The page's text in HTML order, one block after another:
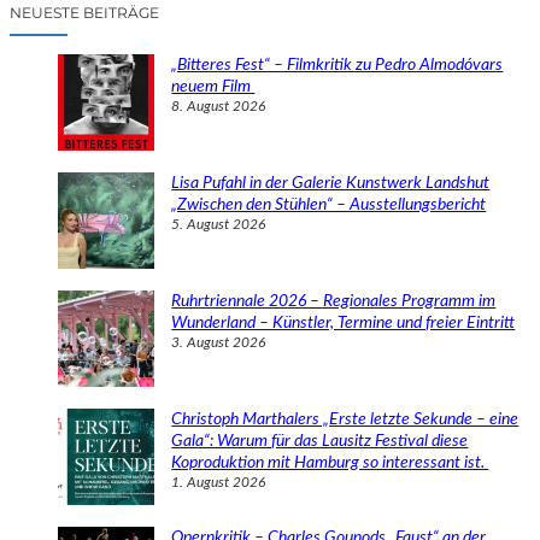
NEUESTE BEITRÄGE
„Bitteres Fest“ – Filmkritik zu Pedro Almodóvars
neuem Film
8. August 2026
Lisa Pufahl in der Galerie Kunstwerk Landshut
„Zwischen den Stühlen“ – Ausstellungsbericht
5. August 2026
Ruhrtriennale 2026 – Regionales Programm im
Wunderland – Künstler, Termine und freier Eintritt
3. August 2026
Christoph Marthalers „Erste letzte Sekunde – eine
Gala“: Warum für das Lausitz Festival diese
Koproduktion mit Hamburg so interessant ist.
1. August 2026